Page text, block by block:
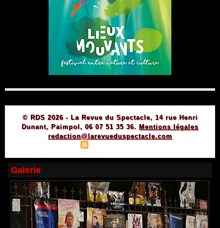
© RDS 2026 - La Revue du Spectacle, 14 rue Henri
Dunant, Paimpol, 06 07 51 35 36. Mentions légales
redaction@larevueduspectacle.com
Galerie